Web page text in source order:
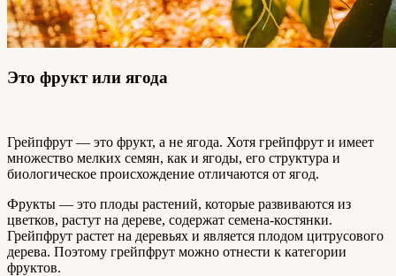
Это фрукт или ягода
Грейпфрут — это фрукт, а не ягода. Хотя грейпфрут и имеет
множество мелких семян, как и ягоды, его структура и
биологическое происхождение отличаются от ягод.
Фрукты — это плоды растений, которые развиваются из
цветков, растут на дереве, содержат семена-костянки.
Грейпфрут растет на деревьях и является плодом цитрусового
дерева. Поэтому грейпфрут можно отнести к категории
фруктов.